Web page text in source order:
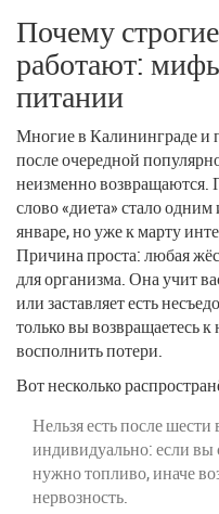
Почему
работают:
питании
Многие в Калининграде и
после очередной
неизменно возвращаются.
слово «диета» стало
январе, но уже к марту
Причина проста: любая
для организма. Она учит
или заставляет есть
только вы возвращаетесь
восполнить потери.
Вот несколько
Нельзя есть после
индивидуально: если вы
нужно топливо, иначе
нервозность.